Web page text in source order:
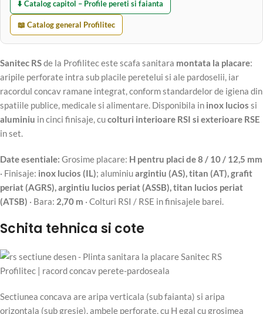
⬇️ Catalog capitol – Profile pereti si faianta
📖 Catalog general Profilitec
Sanitec RSde la Profilitec este scafa sanitara montata la placare:
aripile perforate intra sub placile peretelui si ale pardoselii, iar
racordul concav ramane integrat, conform standardelor de igiena din
spatiile publice, medicale si alimentare. Disponibila in inox lucios si
aluminiu in cinci finisaje, cucolturi interioare RSI si exterioare RSE
in set.
Date esentiale: Grosime placare: H pentru placi de 8 / 10 / 12,5 mm
· Finisaje: inox lucios (IL); aluminiuargintiu (AS), titan (AT), grafit
periat (AGRS), argintiu lucios periat (ASSB), titan lucios periat
(ATSB) · Bara: 2,70 m · Colturi RSI / RSE in finisajele barei.
Schita tehnica si cote
Sectiunea concava are aripa verticala (sub faianta) si aripa
orizontala (sub gresie), ambele perforate, cu H egal cu grosimea